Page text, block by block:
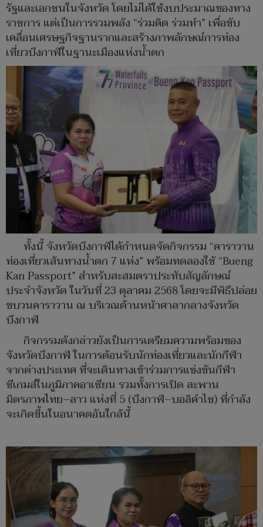
รัฐและเอกชนในจังหวัด โดยไม่ได้ใช้งบประมาณของทาง
ราชการ แต่เป็นการรวมพลัง “ร่วมคิด ร่วมทำ” เพื่อขับ
เคลื่อนเศรษฐกิจฐานรากและสร้างภาพลักษณ์การท่อง
เที่ยวบึงกาฬในฐานะเมืองแห่งน้ำตก
ทั้งนี้ จังหวัดบึงกาฬได้กำหนดจัดกิจกรรม “คาราวาน
ท่องเที่ยวเส้นทางน้ำตก 7 แห่ง” พร้อมทดลองใช้ “Bueng
Kan Passport” สำหรับสะสมตราประทับสัญลักษณ์
ประจำจังหวัด ในวันที่ 23 ตุลาคม 2568 โดยจะมีพิธีปล่อย
ขบวนคาราวาน ณ บริเวณด้านหน้าศาลากลางจังหวัด
บึงกาฬ
กิจกรรมดังกล่าวยังเป็นการเตรียมความพร้อมของ
จังหวัดบึงกาฬ ในการต้อนรับนักท่องเที่ยวและนักกีฬา
จากต่างประเทศ ที่จะเดินทางเข้าร่วมการแข่งขันกีฬา
ซีเกมส์ในภูมิภาคอาเซียน รวมทั้งการเปิด สะพาน
มิตรภาพไทย–ลาว แห่งที่ 5 (บึงกาฬ–บอลิคำไซ) ที่กำลัง
จะเกิดขึ้นในอนาคตอันใกล้นี้